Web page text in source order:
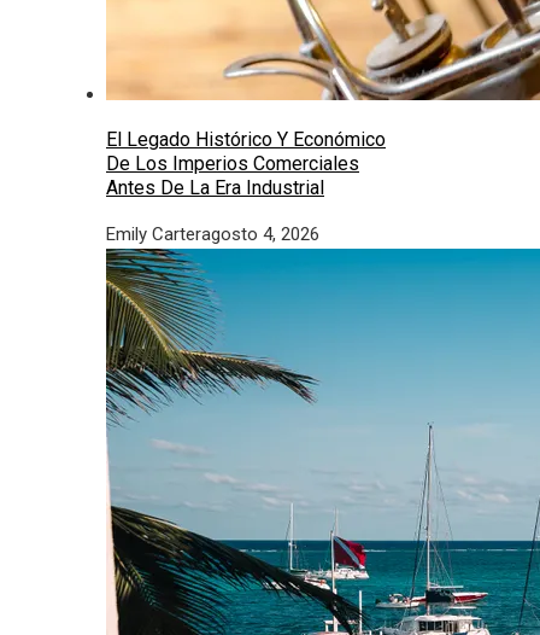
El Legado Histórico Y Económico
De Los Imperios Comerciales
Antes De La Era Industrial
Emily Carteragosto 4, 2026